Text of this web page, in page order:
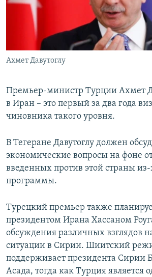
ПОБЕДИТЕЛЕЙ НЕ СУДЯТ?
КРЫМ.НЕПОКОРЕННЫЙ
УКРАИНСКАЯ ПРОБЛЕМА КРЫМА
ПРИСОЕДИНЯЙТЕСЬ!
Ахмет Давутоглу
Премьер-министр Турции Ахмет
в Иран – это первый за два года
чиновника такого уровня.
В Тегеране Давутоглу должен
экономические вопросы на фоне
введенных против этой страны
программы.
Турецкий премьер также
президентом Ирана Хассаном
обсуждения различных взглядов
ситуации в Сирии. Шиитский
поддерживает президента Сирии
Асада, тогда как Турция является